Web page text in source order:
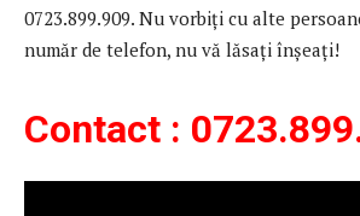
0723.899.909. Nu vorbiți cu alte
număr de telefon, nu vă lăsați înșeați!
Contact :